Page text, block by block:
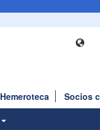
Hemeroteca
Socios